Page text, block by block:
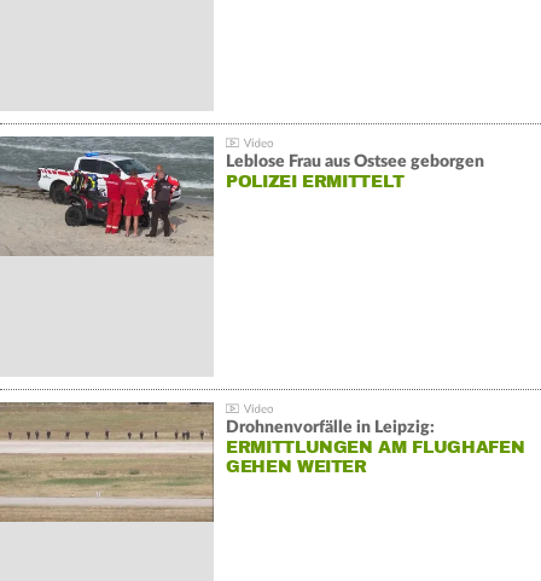
Leblose Frau aus Ostsee geborgen
POLIZEI ERMITTELT
Drohnenvorfälle in Leipzig:
ERMITTLUNGEN AM FLUGHAFEN
GEHEN WEITER